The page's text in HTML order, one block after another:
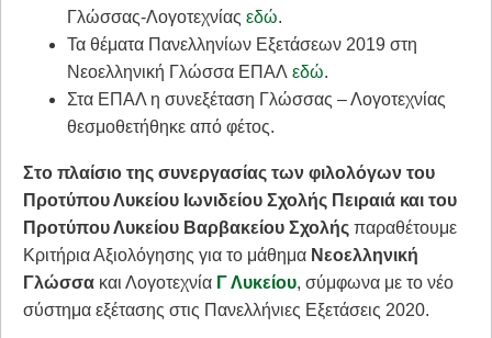
Γλώσσας-Λογοτεχνίας εδώ.
​Τα θέματα Πανελληνίων Εξετάσεων 2019 στη
Νεοελληνική Γλώσσα ΕΠΑΛ εδώ.
Στα ΕΠΑΛ η συνεξέταση Γλώσσας – Λογοτεχνίας
θεσμοθετήθηκε από φέτος.
Στο πλαίσιο της συνεργασίας των φιλολόγων του
Προτύπου Λυκείου Ιωνιδείου Σχολής Πειραιά και του
Προτύπου Λυκείου Βαρβακείου Σχολής παραθέτουμε
Κριτήρια Αξιολόγησης για το μάθημα Νεοελληνική
Γλώσσα και Λογοτεχνία Γ Λυκείου, σύμφωνα με το νέο
σύστημα εξέτασης στις Πανελλήνιες Εξετάσεις 2020.